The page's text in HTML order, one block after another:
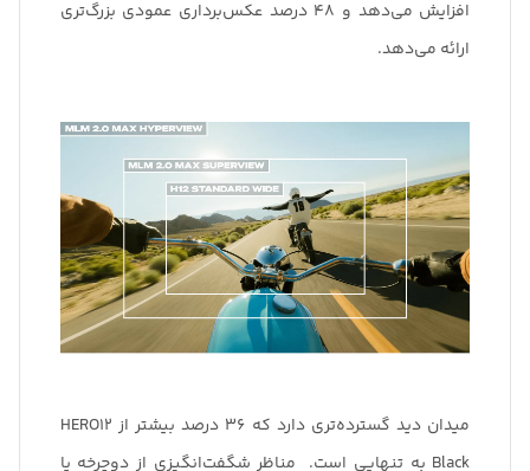
افزایش می‌دهد و 48 درصد عکس‌برداری عمودی بزرگ‌تری
ارائه می‌دهد.
میدان دید گسترده‌تری دارد که 36 درصد بیشتر از HERO12
Black به تنهایی است. مناظر شگفت‌انگیزی از دوچرخه یا